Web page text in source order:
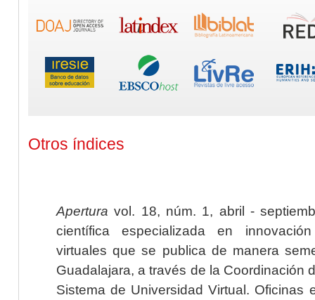
Otros índices
Apertura vol. 18, núm. 1, abril -
científica especializada en
virtuales que se publica de manera
Guadalajara, a través de la Coordinación
Sistema de Universidad Virtual. Oficinas